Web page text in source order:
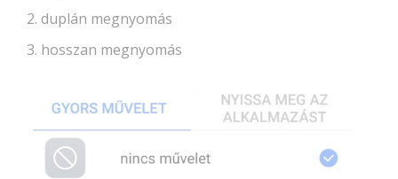
duplán megnyomás
hosszan megnyomás